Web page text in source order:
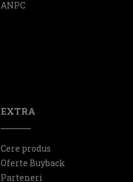
ANPC
EXTRA
Cere produs
Oferte Buyback
Parteneri